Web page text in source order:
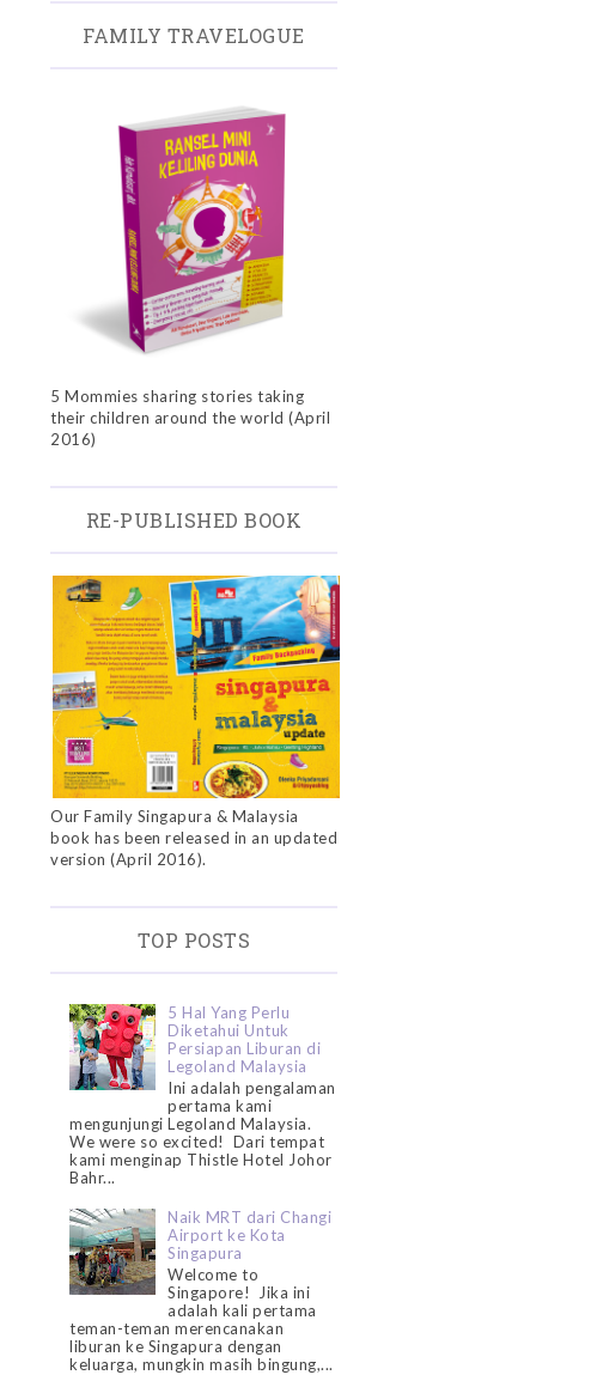
FAMILY TRAVELOGUE
5 Mommies sharing stories taking
their children around the world (April
2016)
RE-PUBLISHED BOOK
Our Family Singapura & Malaysia
book has been released in an updated
version (April 2016).
TOP POSTS
5 Hal Yang Perlu
Diketahui Untuk
Persiapan Liburan di
Legoland Malaysia
Ini adalah pengalaman
pertama kami
mengunjungi Legoland Malaysia.
We were so excited! Dari tempat
kami menginap Thistle Hotel Johor
Bahr...
Naik MRT dari Changi
Airport ke Kota
Singapura
Welcome to
Singapore! Jika ini
adalah kali pertama
teman-teman merencanakan
liburan ke Singapura dengan
keluarga, mungkin masih bingung,...